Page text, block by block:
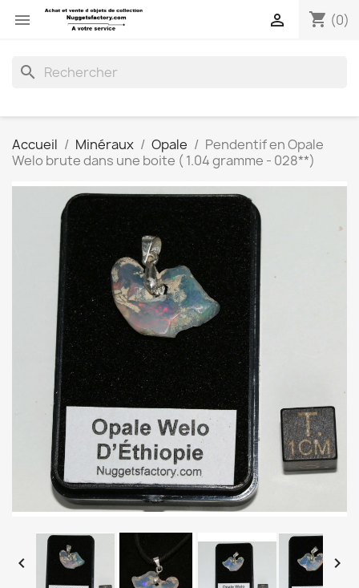
 shopping_cart (0)

search
Accueil Minéraux Opale
Pendentif en Opale
Welo brute dans une boite ( 1.04 gramme - 028**)
 